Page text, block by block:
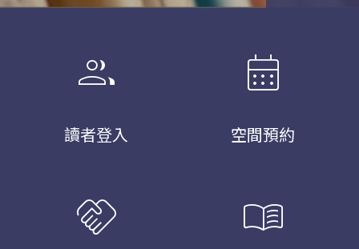
group
讀者登入
calendar_month
空間預約
handshake menu_book